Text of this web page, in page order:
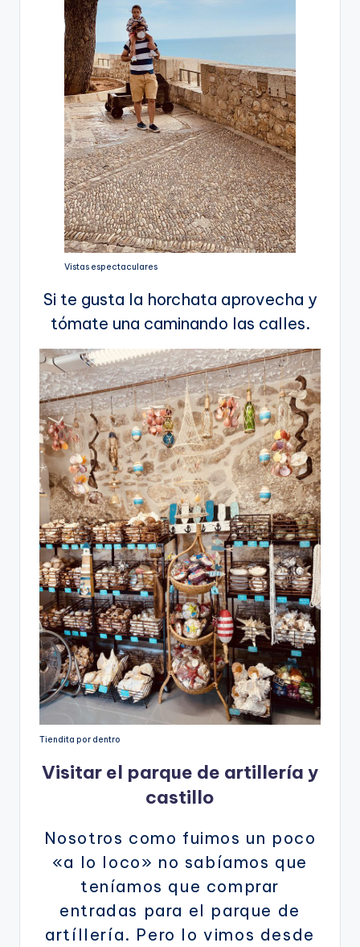
Vistas espectaculares
Si te gusta la horchata aprovecha y
tómate una caminando las calles.
Tiendita por dentro
Visitar el parque de artillería y
castillo
Nosotros como fuimos un poco
«a lo loco» no sabíamos que
teníamos que comprar
entradas para el parque de
artíllería. Pero lo vimos desde